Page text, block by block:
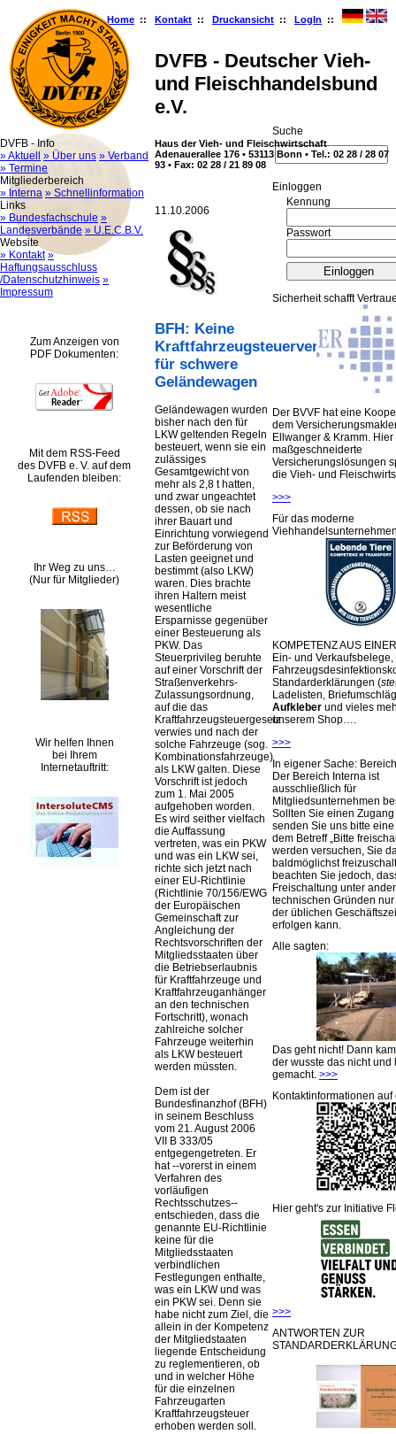
Home :: Kontakt :: Druckansicht :: LogIn ::
DVFB - Deutscher Vieh-
und Fleischhandelsbund
e.V.
Haus der Vieh- und Fleischwirtschaft
Adenauerallee 176 • 53113 Bonn • Tel.: 02 28 / 28 07
93 • Fax: 02 28 / 21 89 08
DVFB - Info
» Aktuell
» Über uns » Verband
» Termine
Mitgliederbereich
» Interna » Schnellinformation
Links
» Bundesfachschule »
Landesverbände » U.E.C.B.V.
Website
» Kontakt »
Haftungsausschluss
/Datenschutzhinweis »
Impressum
Zum Anzeigen von
PDF Dokumenten:
Mit dem RSS-Feed
des DVFB e. V. auf dem
Laufenden bleiben:
Ihr Weg zu uns…
(Nur für Mitglieder)
Wir helfen Ihnen
bei Ihrem
Internetauftritt:
11.10.2006
BFH: Keine
für schwere
Geländewagen
Geländewagen wurden
bisher nach den für
LKW geltenden Regeln
besteuert, wenn sie ein
zulässiges
Gesamtgewicht von
mehr als 2,8 t hatten,
und zwar ungeachtet
dessen, ob sie nach
ihrer Bauart und
Einrichtung vorwiegend
zur Beförderung von
Lasten geeignet und
bestimmt (also LKW)
waren. Dies brachte
ihren Haltern meist
wesentliche
Ersparnisse gegenüber
einer Besteuerung als
PKW. Das
Steuerprivileg beruhte
auf einer Vorschrift der
Straßenverkehrs-
Zulassungsordnung,
auf die das
Kraftfahrzeugsteuergesetz
verwies und nach der
solche Fahrzeuge (sog.
Kombinationsfahrzeuge)
als LKW galten. Diese
Vorschrift ist jedoch
zum 1. Mai 2005
aufgehoben worden.
Es wird seither vielfach
die Auffassung
vertreten, was ein PKW
und was ein LKW sei,
richte sich jetzt nach
einer EU-Richtlinie
(Richtlinie 70/156/EWG
der Europäischen
Gemeinschaft zur
Angleichung der
Rechtsvorschriften der
Mitgliedsstaaten über
die Betriebserlaubnis
für Kraftfahrzeuge und
Kraftfahrzeuganhänger
an den technischen
Fortschritt), wonach
zahlreiche solcher
Fahrzeuge weiterhin
als LKW besteuert
werden müssten.
Dem ist der
Bundesfinanzhof (BFH)
in seinem Beschluss
vom 21. August 2006
VII B 333/05
entgegengetreten. Er
hat --vorerst in einem
Verfahren des
vorläufigen
Rechtsschutzes--
entschieden, dass die
genannte EU-Richtlinie
keine für die
Mitgliedsstaaten
verbindlichen
Festlegungen enthalte,
was ein LKW und was
ein PKW sei. Denn sie
habe nicht zum Ziel, die
allein in der Kompetenz
der Mitgliedstaaten
liegende Entscheidung
zu reglementieren, ob
und in welcher Höhe
für die einzelnen
Fahrzeugarten
Kraftfahrzeugsteuer
erhoben werden soll.
Suche
Ein­log­gen
Kennung
Passwort
Sicherheit schafft
Der BVVF hat eine
dem
Ellwanger & Kramm.
maßgeschneiderte
Versicherungslösungen
die Vieh- und
>>>
Für das moderne
KOMPETENZ AUS
Ein- und Verkaufsbelege,
Standarderklärungen (
Ladelisten,
Aufkleber und vieles
unserem Shop….
>>>
In eigener Sache:
Der Bereich Interna ist
ausschließlich für
Mitgliedsunternehmen
Sollten Sie einen
senden Sie uns bitte
dem Betreff „Bitte
werden versuchen, Sie
baldmöglichst
beachten Sie jedoch,
Freischaltung unter
technischen Gründen
der üblichen
erfolgen kann.
Alle sagten:
Das geht nicht! Dann
der wusste das nicht und
gemacht. >>>
Kontaktinformationen
Hier geht's zur Initiative
>>>
ANTWORTEN ZUR